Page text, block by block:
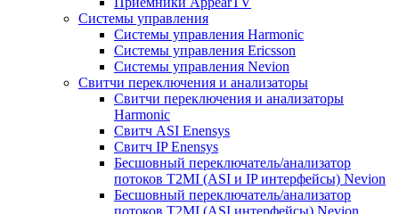
Системы управления
Cистемы управления Harmonic
Cистемы управления Ericsson
Cистемы управления Nevion
Свитчи переключения и анализаторы
Свитчи переключения и анализаторы
Harmonic
Свитч ASI Enensys
Свитч IP Enensys
Бесшовный переключатель/анализатор
потоков T2MI (ASI и IP интерфейсы) Nevion
Бесшовный переключатель/анализатор
потоков T2MI (ASI интерфейсы) Nevion